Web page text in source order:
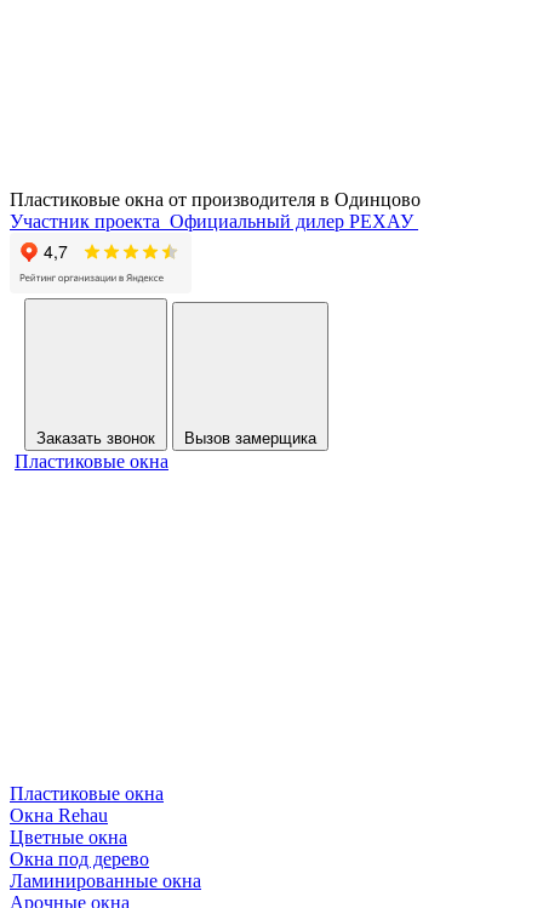
Пластиковые окна от производителя в Одинцово
Участник проекта Официальный дилер РЕХАУ
Заказать звонок Вызов замерщика
Пластиковые окна
Пластиковые окна
Окна Rehau
Цветные окна
Окна под дерево
Ламинированные окна
Арочные окна